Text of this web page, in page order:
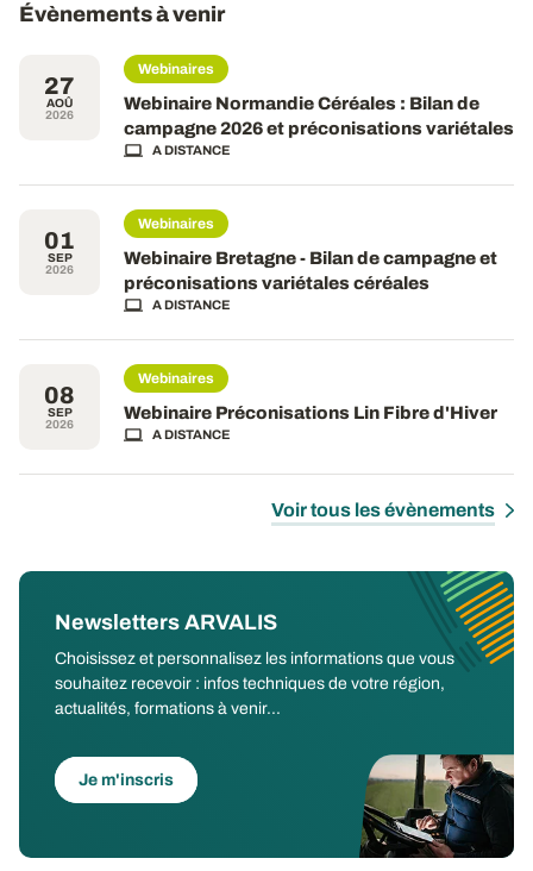
Évènements à venir
27
AOÛ
2026
Webinaires
Webinaire Normandie Céréales : Bilan de
campagne 2026 et préconisations variétales
A DISTANCE
01
SEP
2026
Webinaires
Webinaire Bretagne - Bilan de campagne et
préconisations variétales céréales
A DISTANCE
08
SEP
2026
Webinaires
Webinaire Préconisations Lin Fibre d'Hiver
A DISTANCE
Voir tous les évènements
Newsletters ARVALIS
Choisissez et personnalisez les informations que vous
souhaitez recevoir : infos techniques de votre région,
actualités, formations à venir...
Je m'inscris